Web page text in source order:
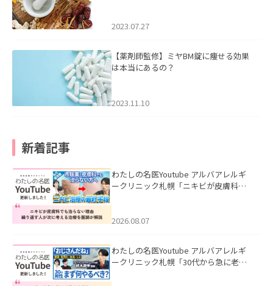
2023.07.27
【薬剤師監修】ミヤBM錠に痩せる効果
は本当にあるの？
2023.11.10
新着記事
わたしの名医Youtube アルバアレルギ
ークリニック札幌「ニキビが皮膚科で
ました。
2026.08.07
わたしの名医Youtube アルバアレルギ
ークリニック札幌「30代から急に老け